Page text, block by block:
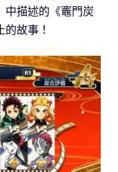
中描述的《竈門炭
故事！